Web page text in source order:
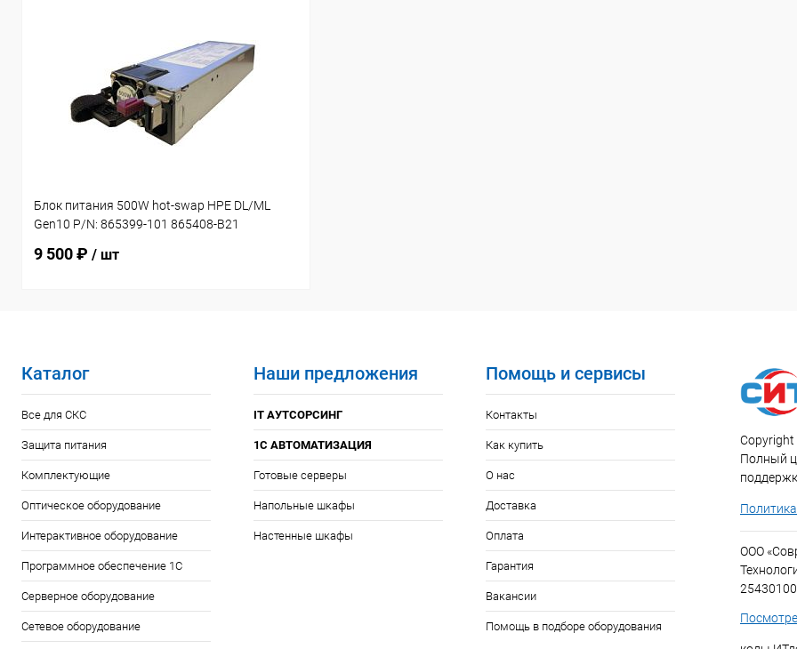
Блок питания 500W hot-swap HPE DL/ML
Gen10 P/N: 865399-101 865408-B21
9 500 ₽ / шт
Каталог
Все для СКС
Защита питания
Комплектующие
Оптическое оборудование
Интерактивное оборудование
Программное обеспечение 1С
Серверное оборудование
Сетевое оборудование
Наши предложения
IT АУТСОРСИНГ
1С АВТОМАТИЗАЦИЯ
Готовые серверы
Напольные шкафы
Настенные шкафы
Помощь и сервисы
Контакты
Как купить
О нас
Доставка
Оплата
Гарантия
Вакансии
Помощь в подборе оборудования
Copyright
Полный
ООО